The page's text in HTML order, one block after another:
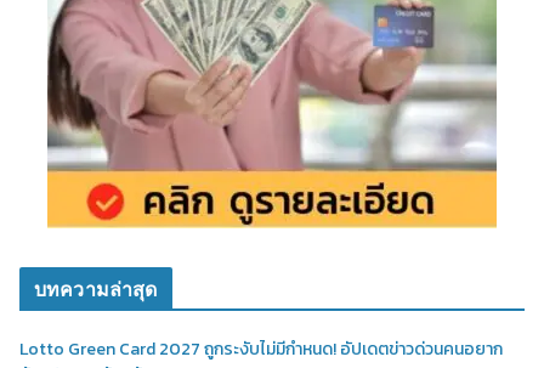
บทความล่าสุด
Lotto Green Card 2027 ถูกระงับไม่มีกำหนด! อัปเดตข่าวด่วนคนอยาก